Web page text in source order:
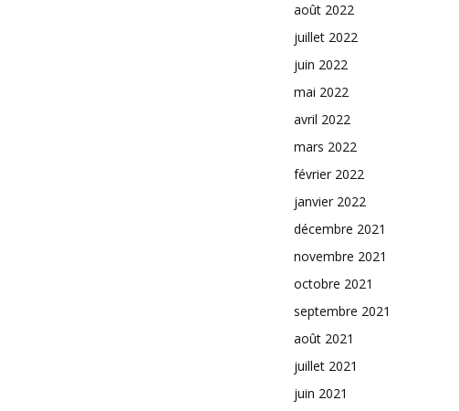
août 2022
juillet 2022
juin 2022
mai 2022
avril 2022
mars 2022
février 2022
janvier 2022
décembre 2021
novembre 2021
octobre 2021
septembre 2021
août 2021
juillet 2021
juin 2021